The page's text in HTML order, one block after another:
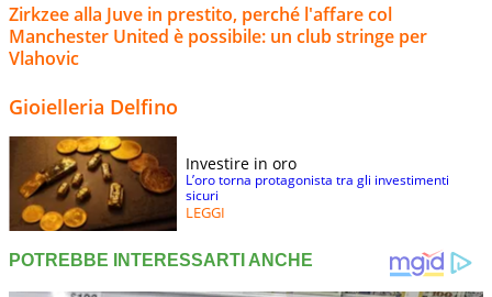
Zirkzee alla Juve in prestito, perché l'affare col
Manchester United è possibile: un club stringe per
Vlahovic
Gioielleria Delfino
Investire in oro
L’oro torna protagonista tra gli investimenti
sicuri
LEGGI